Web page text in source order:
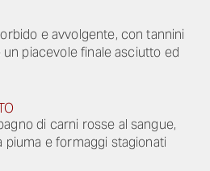
e avvolgente, con tannini
un piacevole finale asciutto ed
di carni rosse al sangue,
piuma e formaggi stagionati